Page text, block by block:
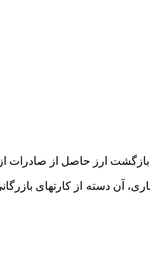
از ۶۰ به ۷۰ درصد موافقت کرد.
آن دسته از کارتهای